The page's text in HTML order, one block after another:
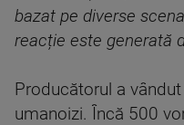
bazat pe diverse
reacție este generată
Producătorul a
umanoizi. Încă 500